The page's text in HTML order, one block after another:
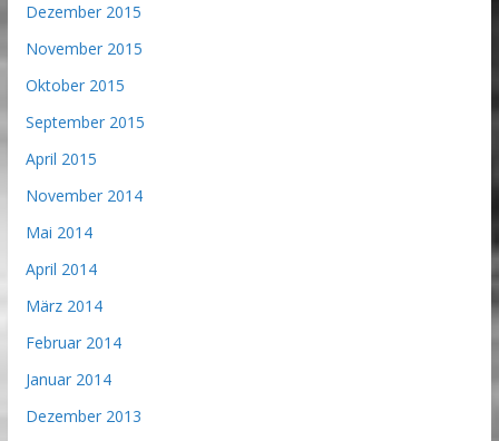
Dezember 2015
November 2015
Oktober 2015
September 2015
April 2015
November 2014
Mai 2014
April 2014
März 2014
Februar 2014
Januar 2014
Dezember 2013